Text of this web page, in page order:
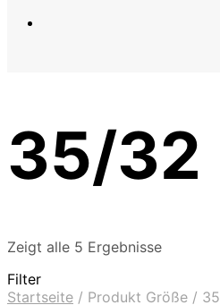
35/32
Zeigt alle 5 Ergebnisse
Filter
Startseite / Produkt Größe /